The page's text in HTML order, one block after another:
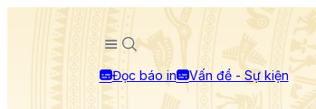
Đọc báo in Vấn đề - Sự kiện